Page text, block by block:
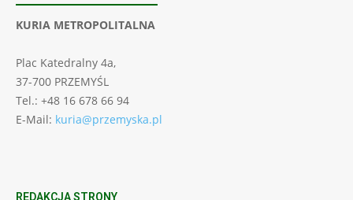
KURIA METROPOLITALNA
Plac Katedralny 4a,
37-700 PRZEMYŚL
Tel.: +48 16 678 66 94
E-Mail: kuria@przemyska.pl
REDAKCJA STRONY